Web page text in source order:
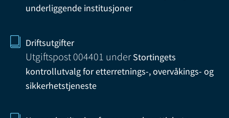
underliggende institusjoner
Driftsutgifter
Utgiftspost 004401 underStortingets
kontrollutvalg for etterretnings-, overvåkings- og
sikkerhetstjeneste